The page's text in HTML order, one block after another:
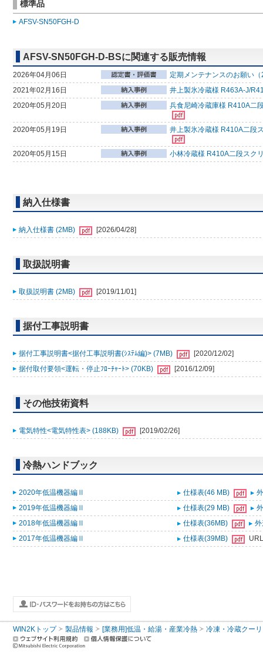
標準品
AFSV-SN50FGH-D
AFSV-SN50FGH-D-BSに関連する販売情報
2026年04月06日
定期メンテナンスのお願い
2021年02月16日
井上製氷冷蔵様 R463A-J/
2020年05月20日
兵食尼崎冷蔵庫様 R410A二
2020年05月19日 井上製氷冷蔵様 R410A二段
2020年05月15日 小林冷蔵様 R410A二段スク
納入仕様書
納入仕様書 (2MB) [2026/04/28]
取扱説明書
取扱説明書 (2MB) [2019/11/01]
据付工事説明書
据付工事説明書<据付工事説明書(ｼｽﾃﾑ編)> (7MB)
[2020/12/02]
据付取付要領<運転・停止ﾌﾛｰﾁｬｰﾄ> (70KB)
[2016/12/09]
その他技術資料
電気特性<電気特性表> (188KB) [2019/02/26]
冷熱ハンドブック
2020年低温機器編Ⅱ 仕様表(46 MB)
2019年低温機器編Ⅱ
仕様表(29 MB)
2018年低温機器編Ⅱ
仕様表(36MB)
2017年低温機器編Ⅱ
仕様表(39MB) URL
WIN2Kトップ 製品情報 [業務用]低温・給湯・産業冷熱 冷凍・冷蔵クー